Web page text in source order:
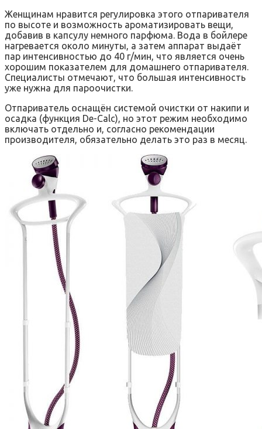
Женщинам нравится регулировка этого отпаривателя
по высоте и возможность ароматизировать вещи,
добавив в капсулу немного парфюма. Вода в бойлере
нагревается около минуты, а затем аппарат выдаёт
пар интенсивностью до 40 г/мин, что является очень
хорошим показателем для домашнего отпаривателя.
Специалисты отмечают, что большая интенсивность
уже нужна для пароочистки.
Отпариватель оснащён системой очистки от накипи и
осадка (функция De-Calc), но этот режим необходимо
включать отдельно и, согласно рекомендации
производителя, обязательно делать это раз в месяц.